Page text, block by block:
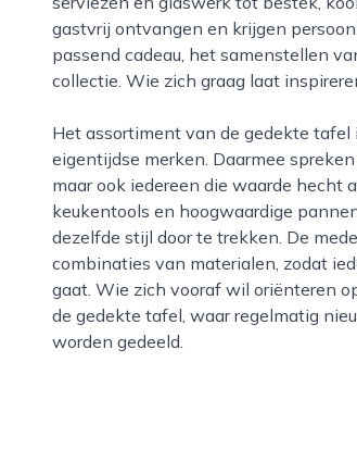
gastvrij ontvangen en krijgen
passend cadeau, het samenstellen
collectie. Wie zich graag laat
Het assortiment van de gedekte tafel is zorgvuldig samengesteld en biedt een mix van tijdloze en
eigentijdse merken. Daarmee
maar ook iedereen die waarde hecht
keukentools en hoogwaardige
dezelfde stijl door te trekken. De
combinaties van materialen, zodat
gaat. Wie zich vooraf wil oriënteren
de gedekte tafel, waar regelmatig
worden gedeeld.